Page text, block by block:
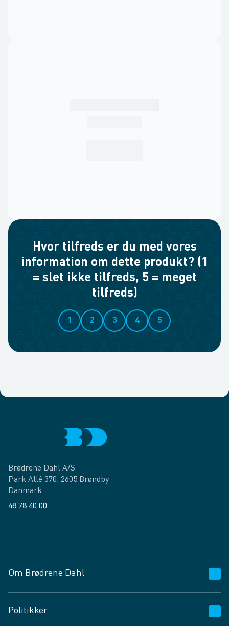
Hvor tilfreds er du med vores
information om dette produkt? (1
= slet ikke tilfreds, 5 = meget
tilfreds)
1 2 3 4 5
Brødrene Dahl A/S
Park Allé 370, 2605 Brøndby
Danmark
48 78 40 00
Om Brødrene Dahl
Vagttelefon 30 10 89 89
Politikker